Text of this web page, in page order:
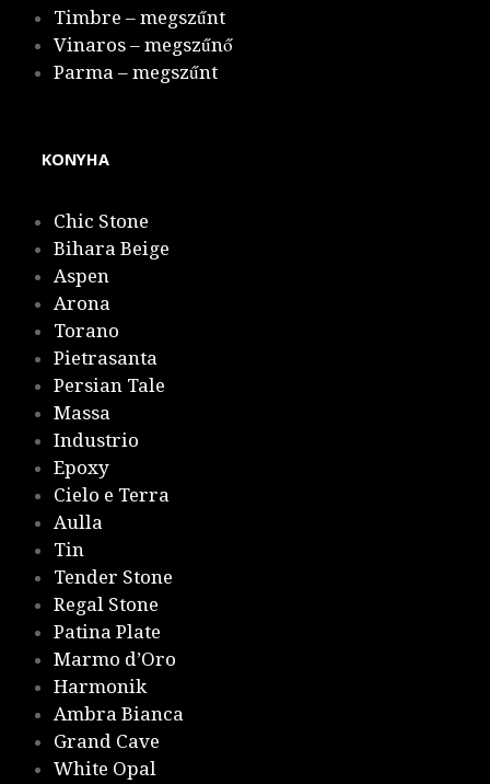
Timbre – megszűnt
Vinaros – megszűnő
Parma – megszűnt
KONYHA
Chic Stone
Bihara Beige
Aspen
Arona
Torano
Pietrasanta
Persian Tale
Massa
Industrio
Epoxy
Cielo e Terra
Aulla
Tin
Tender Stone
Regal Stone
Patina Plate
Marmo d’Oro
Harmonik
Ambra Bianca
Grand Cave
White Opal